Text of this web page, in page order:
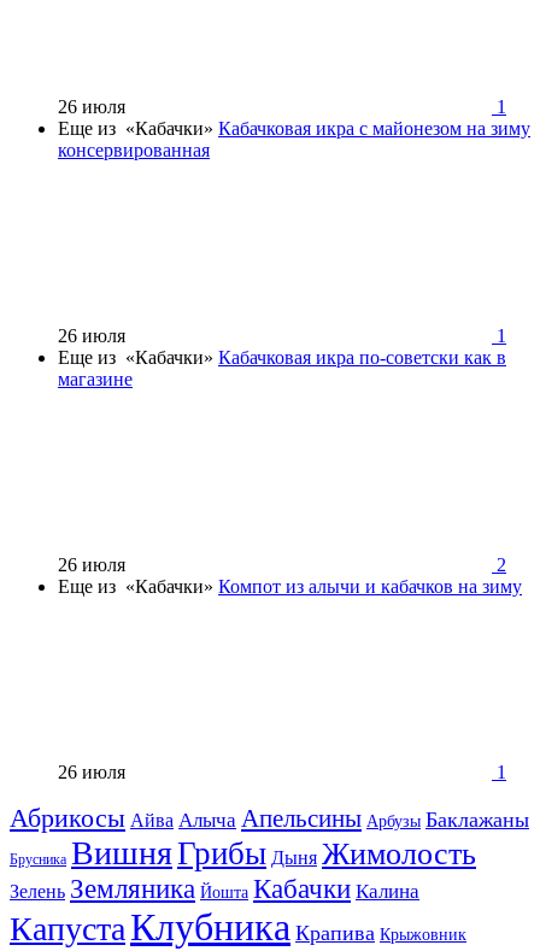
26 июля
1
Еще из «Кабачки» Кабачковая икра с майонезом на зиму
консервированная
26 июля
1
Еще из «Кабачки» Кабачковая икра по-советски как в
магазине
26 июля
2
Еще из «Кабачки» Компот из алычи и кабачков на зиму
26 июля 1
Абрикосы Айва Алыча Апельсины Арбузы Баклажаны
Брусника ВишняГрибы Дыня Жимолость
Зелень Земляника Йошта Кабачки Калина
КапустаКлубника Крапива Крыжовник